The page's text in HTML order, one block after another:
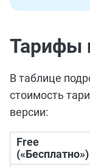
Тарифы
В таблице
стоимость
версии:
Free
(«Бесплатно»)